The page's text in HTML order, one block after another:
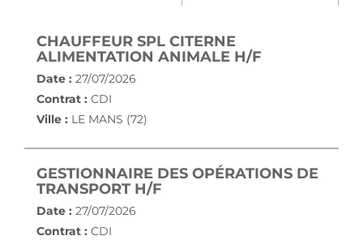
CHAUFFEUR SPL CITERNE
ALIMENTATION ANIMALE H/F
Date : 27/07/2026
Contrat : CDI
Ville : LE MANS (72)
GESTIONNAIRE DES OPÉRATIONS DE
TRANSPORT H/F
Date : 27/07/2026
Contrat : CDI